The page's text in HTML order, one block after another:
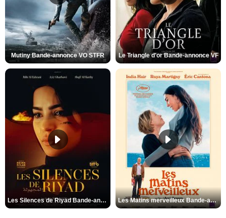
Mutiny Bande-annonce VO STFR Le Triangle d'or Bande-annonce VF
Les Silences de Riyad Bande-annonce VO STFR Les Matins merveilleux Bande-annonce VF